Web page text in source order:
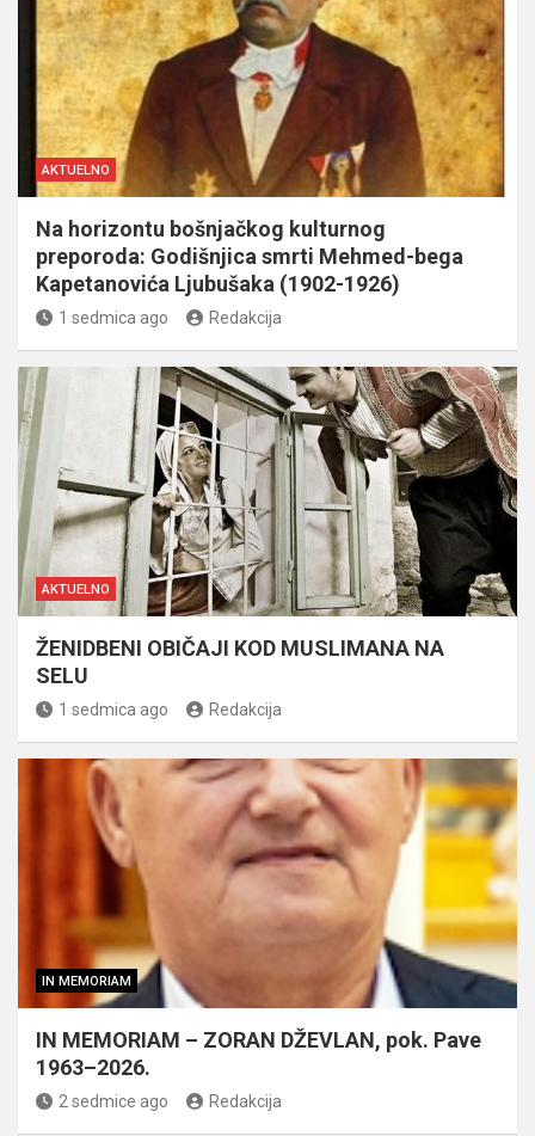
AKTUELNO
Na horizontu bošnjačkog kulturnog
preporoda: Godišnjica smrti Mehmed-bega
Kapetanovića Ljubušaka (1902-1926)
1 sedmica ago Redakcija
AKTUELNO
ŽENIDBENI OBIČAJI KOD MUSLIMANA NA
SELU
1 sedmica ago Redakcija
IN MEMORIAM
IN MEMORIAM – ZORAN DŽEVLAN, pok. Pave
1963–2026.
2 sedmice ago Redakcija